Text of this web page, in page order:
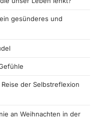
gesünderes und
der Selbstreflexion
an Weihnachten in der